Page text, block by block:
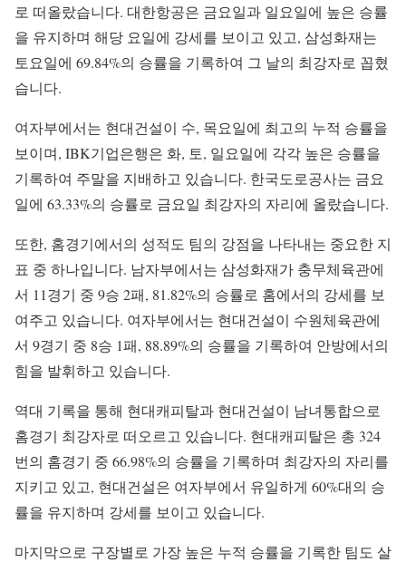
로 떠올랐습니다. 대한항공은 금요일과 일요일에 높은 승률
을 유지하며 해당 요일에 강세를 보이고 있고, 삼성화재는
토요일에 69.84%의 승률을 기록하여 그 날의 최강자로 꼽혔
습니다.
여자부에서는 현대건설이 수, 목요일에 최고의 누적 승률을
보이며, IBK기업은행은 화, 토, 일요일에 각각 높은 승률을
기록하여 주말을 지배하고 있습니다. 한국도로공사는 금요
일에 63.33%의 승률로 금요일 최강자의 자리에 올랐습니다.
또한, 홈경기에서의 성적도 팀의 강점을 나타내는 중요한 지
표 중 하나입니다. 남자부에서는 삼성화재가 충무체육관에
서 11경기 중 9승 2패, 81.82%의 승률로 홈에서의 강세를 보
여주고 있습니다. 여자부에서는 현대건설이 수원체육관에
서 9경기 중 8승 1패, 88.89%의 승률을 기록하여 안방에서의
힘을 발휘하고 있습니다.
역대 기록을 통해 현대캐피탈과 현대건설이 남녀통합으로
홈경기 최강자로 떠오르고 있습니다. 현대캐피탈은 총 324
번의 홈경기 중 66.98%의 승률을 기록하며 최강자의 자리를
지키고 있고, 현대건설은 여자부에서 유일하게 60%대의 승
률을 유지하며 강세를 보이고 있습니다.
마지막으로 구장별로 가장 높은 누적 승률을 기록한 팀도 살